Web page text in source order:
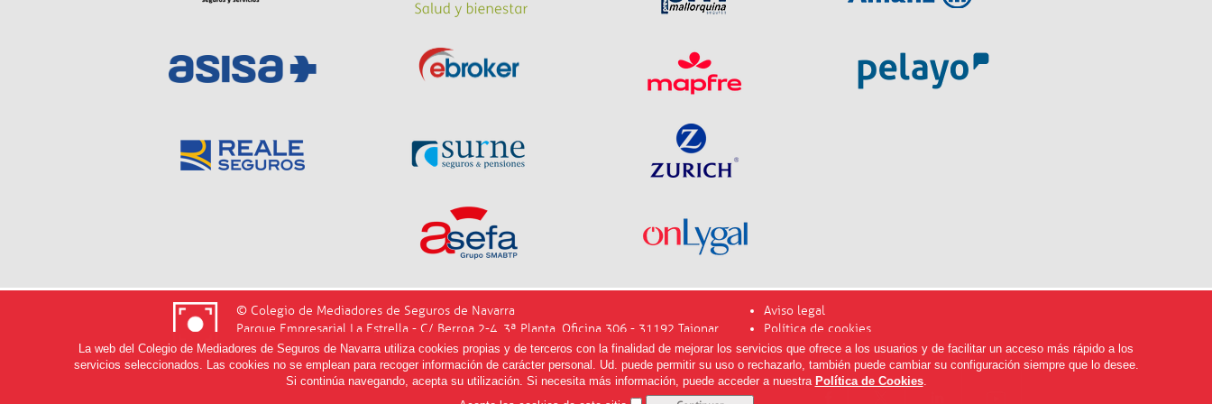
© Colegio de Mediadores de Seguros de Navarra
Parque Empresarial La Estrella - C/ Berroa 2-4, 3ª Planta, Oficina 306 - 31192 Tajonar
T. 948 220 556
Aviso legal
Política de cookies
info@mediadoresdenavarra.com
La web del Colegio de Mediadores de Seguros de Navarra utiliza cookies propias y de terceros con la finalidad de mejorar los servicios que ofrece a los usuarios y de facilitar un acceso más rápido a los
servicios seleccionados. Las cookies no se emplean para recoger información de carácter personal. Ud. puede permitir su uso o rechazarlo, también puede cambiar su configuración siempre que lo desee.
Si continúa navegando, acepta su utilización. Si necesita más información, puede acceder a nuestra Política de Cookies.